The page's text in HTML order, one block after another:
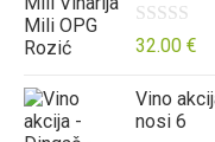
n
o
o
d
e
n
e
n
O
j
e
32.00 €
Vino
nosi 6